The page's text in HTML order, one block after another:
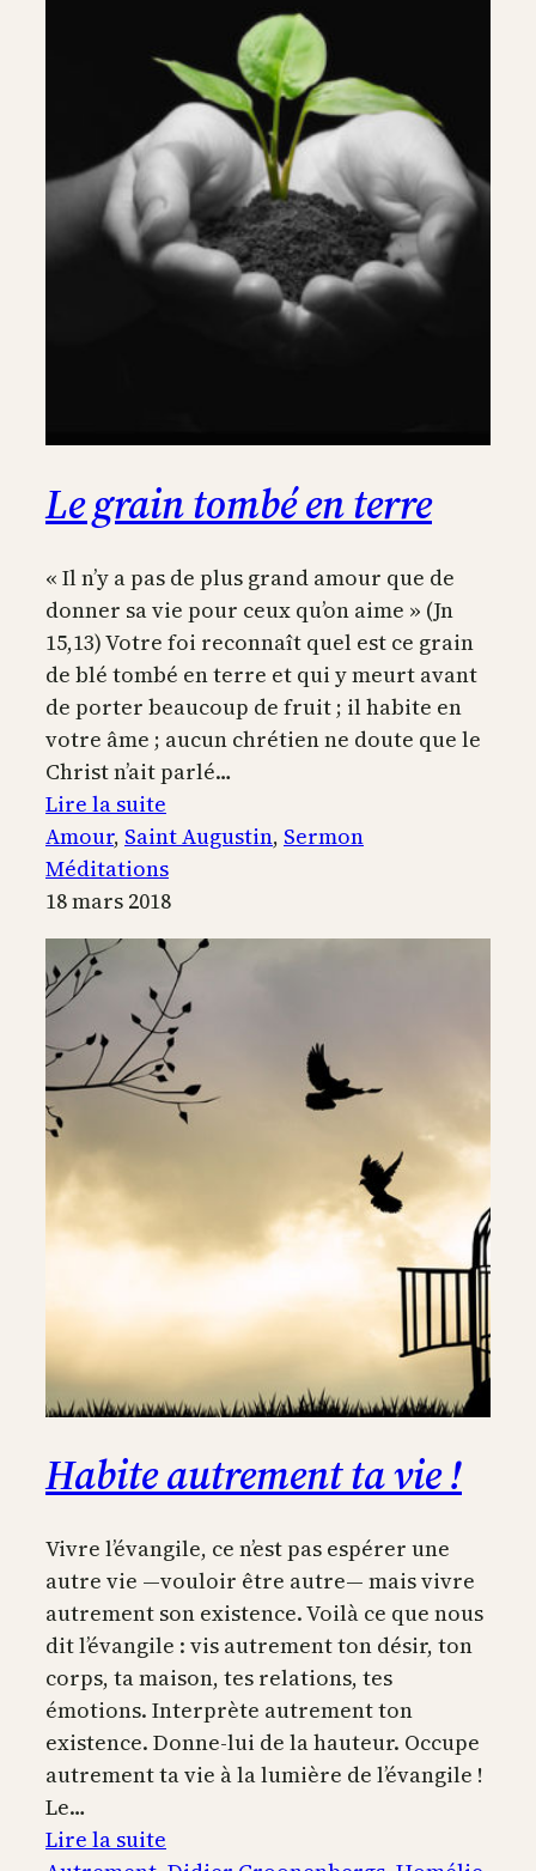
du
parfum
Le grain tombé en terre
« Il n’y a pas de plus grand amour que de
donner sa vie pour ceux qu’on aime » (Jn
15,13) Votre foi reconnaît quel est ce grain
de blé tombé en terre et qui y meurt avant
de porter beaucoup de fruit ; il habite en
votre âme ; aucun chrétien ne doute que le
Christ n’ait parlé…
Lire la suite
Le
grain
tombé
en
terre
Amour, Saint Augustin, Sermon
Méditations
18 mars 2018
Habite autrement ta vie !
Vivre l’évangile, ce n’est pas espérer une
autre vie —vouloir être autre— mais vivre
autrement son existence. Voilà ce que nous
dit l’évangile : vis autrement ton désir, ton
corps, ta maison, tes relations, tes
émotions. Interprète autrement ton
existence. Donne-lui de la hauteur. Occupe
autrement ta vie à la lumière de l’évangile !
Le…
Lire la suite